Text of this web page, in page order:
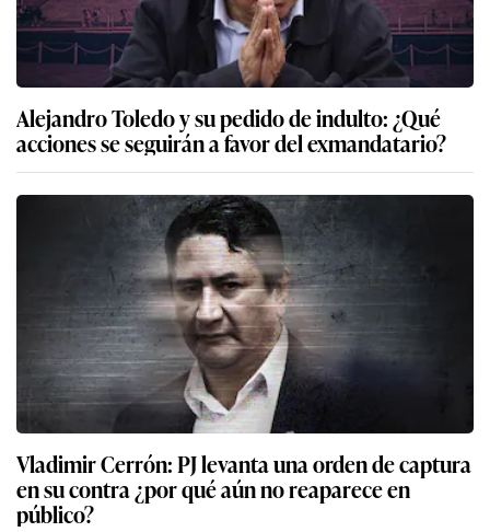
Alejandro Toledo y su pedido de indulto: ¿Qué
acciones se seguirán a favor del exmandatario?
Vladimir Cerrón: PJ levanta una orden de captura
en su contra ¿por qué aún no reaparece en
público?